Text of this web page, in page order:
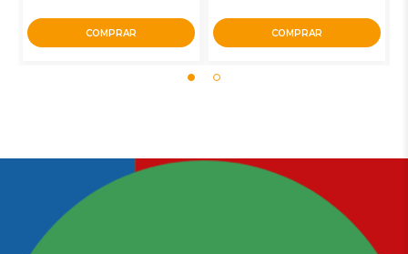
COMPRAR COMPRAR